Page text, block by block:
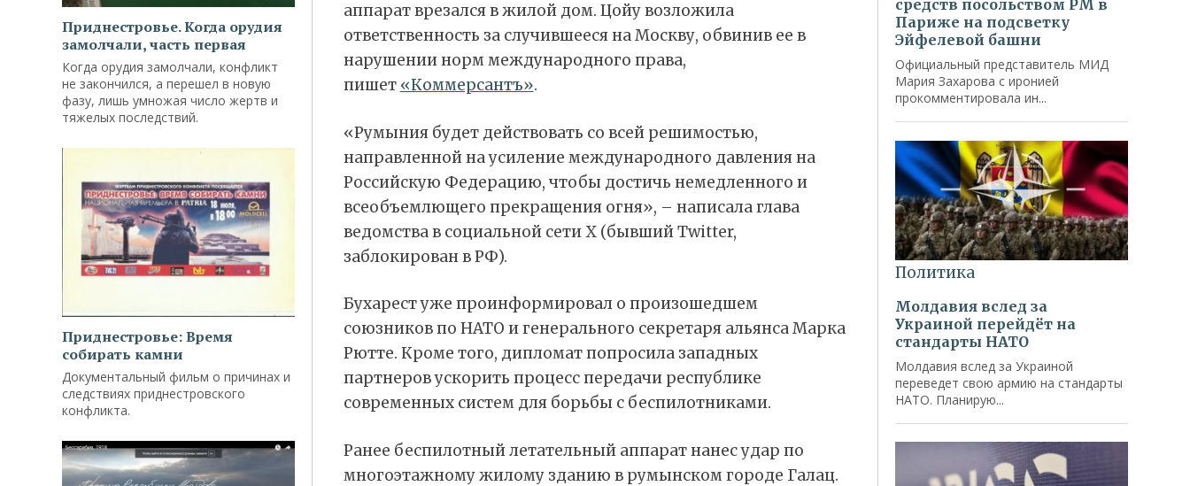
Приднестровье. Когда орудия
замолчали, часть первая
Когда орудия замолчали, конфликт
не закончился, а перешел в новую
фазу, лишь умножая число жертв и
тяжелых последствий.
Приднестровье: Время
собирать камни
Документальный фильм о причинах и
следствиях приднестровского
конфликта.
аппарат врезался в жилой дом. Цойу возложила
ответственность за случившееся на Москву, обвинив ее в
нарушении норм международного права,
пишет «Коммерсантъ».
«Румыния будет действовать со всей решимостью,
направленной на усиление международного давления на
Российскую Федерацию, чтобы достичь немедленного и
всеобъемлющего прекращения огня», – написала глава
ведомства в социальной сети X (бывший Twitter,
заблокирован в РФ).
Бухарест уже проинформировал о произошедшем
союзников по НАТО и генерального секретаря альянса Марка
Рютте. Кроме того, дипломат попросила западных
партнеров ускорить процесс передачи республике
современных систем для борьбы с беспилотниками.
Ранее беспилотный летательный аппарат нанес удар по
многоэтажному жилому зданию в румынском городе Галац.